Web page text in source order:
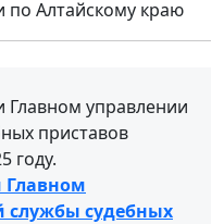
по Алтайскому краю
Главном
службы судебных